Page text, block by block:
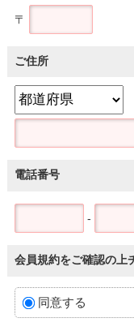
〒
ご住所
電話番号
-
会員規約をご確認の上
同意する